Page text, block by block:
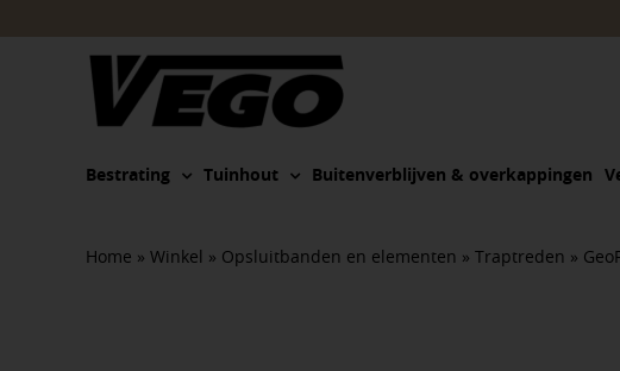
Bestrating Tuinhout Buitenverblijven & overkappingen
Home » Winkel » Opsluitbanden en elementen » Traptreden »